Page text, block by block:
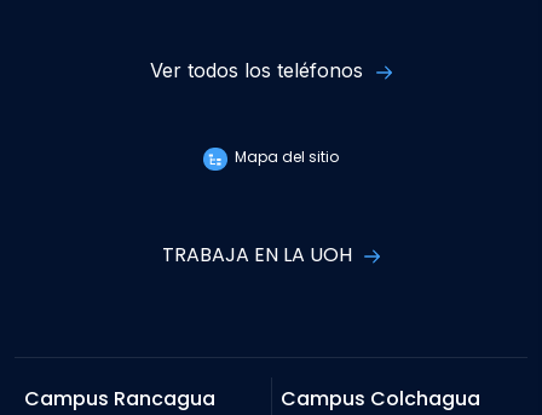
Ver todos los teléfonos
Mapa del sitio
TRABAJA EN LA UOH
Campus Rancagua
Campus Colchagua